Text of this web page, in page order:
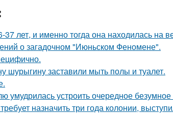
лет, и именно тогда она находилась на
о загадочном "Июньском Феномене".
заставили мыть полы и туалет.
устроить очередное
назначить три года колонии,